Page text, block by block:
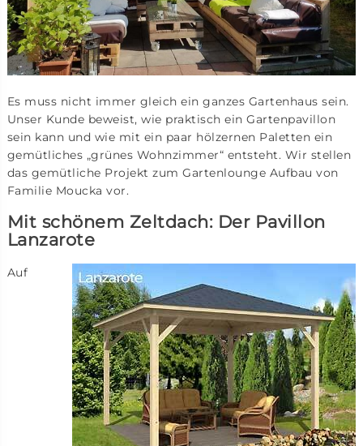
Es muss nicht immer gleich ein ganzes Gartenhaus sein.
Unser Kunde beweist, wie praktisch ein Gartenpavillon
sein kann und wie mit ein paar hölzernen Paletten ein
gemütliches „grünes Wohnzimmer“ entsteht. Wir stellen
das gemütliche Projekt zum Gartenlounge Aufbau von
Familie Moucka vor.
Mit schönem Zeltdach: Der Pavillon
Lanzarote
Auf